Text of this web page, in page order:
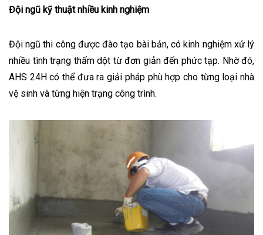
Đội ngũ kỹ thuật nhiều kinh nghiệm
Đội ngũ thi công được đào tạo bài bản, có kinh nghiệm xử lý
nhiều tình trạng thấm dột từ đơn giản đến phức tạp. Nhờ đó,
AHS 24H có thể đưa ra giải pháp phù hợp cho từng loại nhà
vệ sinh và từng hiện trạng công trình.